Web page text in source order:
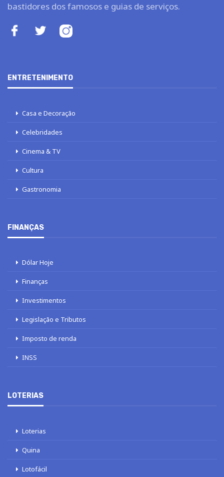
bastidores dos famosos e guias de serviços.
ENTRETENIMENTO
Casa e Decoração
Celebridades
Cinema & TV
Cultura
Gastronomia
FINANÇAS
Dólar Hoje
Finanças
Investimentos
Legislação e Tributos
Imposto de renda
INSS
LOTERIAS
Loterias
Quina
Lotofácil